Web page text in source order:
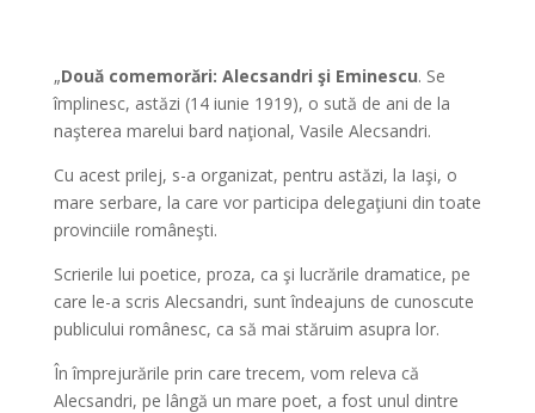
„Două comemorări: Alecsandri şi Eminescu. Se
împlinesc, astăzi (14 iunie 1919), o sută de ani de la
naşterea marelui bard naţional, Vasile Alecsandri.
Cu acest prilej, s-a organizat, pentru astăzi, la Iaşi, o
mare serbare, la care vor participa delegaţiuni din toate
provinciile româneşti.
Scrierile lui poetice, proza, ca şi lucrările dramatice, pe
care le-a scris Alecsandri, sunt îndeajuns de cunoscute
publicului românesc, ca să mai stăruim asupra lor.
În împrejurările prin care trecem, vom releva că
Alecsandri, pe lângă un mare poet, a fost unul dintre